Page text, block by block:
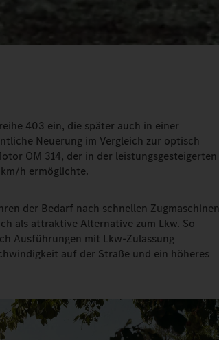
403 ein, die später auch in einer
Neuerung im Vergleich zur optisch
OM 314, der in der leistungsgesteigerten
h ermöglichte.
der Bedarf nach schnellen Zugmaschinen
als attraktive Alternative zum Lkw. So
Ausführungen mit Lkw-Zulassung
auf der Straße und ein höheres